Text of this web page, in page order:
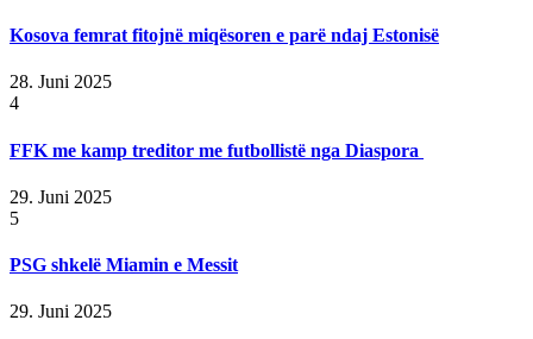
Kosova femrat fitojnë miqësoren e parë ndaj Estonisë
28. Juni 2025
4
FFK me kamp treditor me futbollistë nga Diaspora
29. Juni 2025
5
PSG shkelë Miamin e Messit
29. Juni 2025